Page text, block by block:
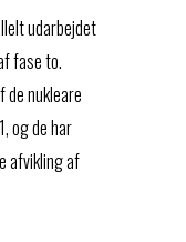
udarbejdet
fase to.
de nukleare
og de har
afvikling af